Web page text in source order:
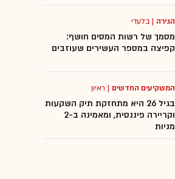
הגירה |בלעדי
מסמך של רשות המסים חושף:
קפיצה במספר העשירים שעוזבים
המשקיעים החדשים | ראיון
בגיל 26 היא מתחזקת תיק השקעות
וקריירה פיננסית, ומאמינה ב-2
מניות